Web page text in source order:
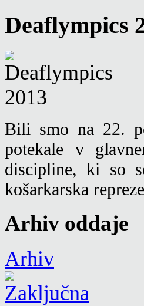
Deaflympics
Bili smo na 22.
potekale v
discipline, ki so
košarkarska
Arhiv oddaje
Arhiv